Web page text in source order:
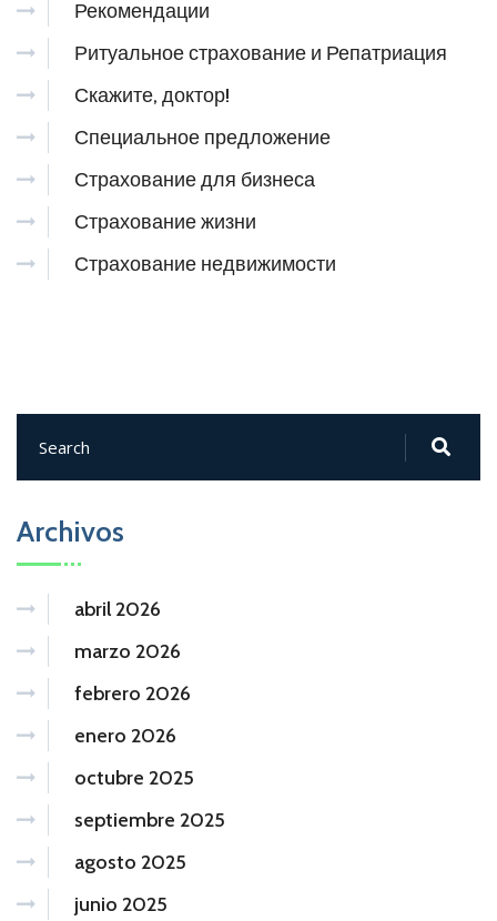
Рекомендации
Ритуальное страхование и Репатриация
Скажите, доктор!
Специальное предложение
Страхование для бизнеса
Страхование жизни
Страхование недвижимости
Archivos
abril 2026
marzo 2026
febrero 2026
enero 2026
octubre 2025
septiembre 2025
agosto 2025
junio 2025